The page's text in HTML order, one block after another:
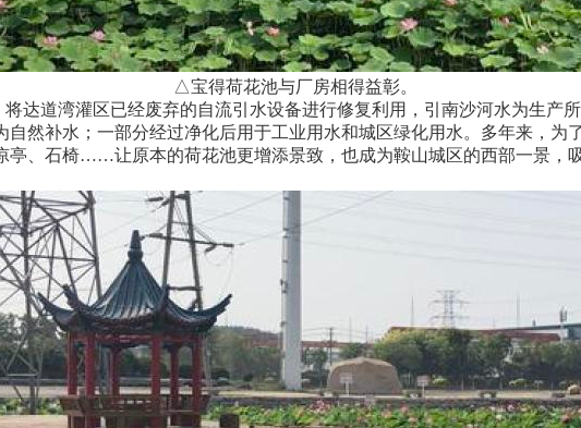
△宝得荷花池与厂房相得益彰。
达道湾灌区已经废弃的自流引水设备进行修复利用，引南沙河水为生产
然补水；一部分经过净化后用于工业用水和城区绿化用水。多年来，为
亭、石椅……让原本的荷花池更增添景致，也成为鞍山城区的西部一景，